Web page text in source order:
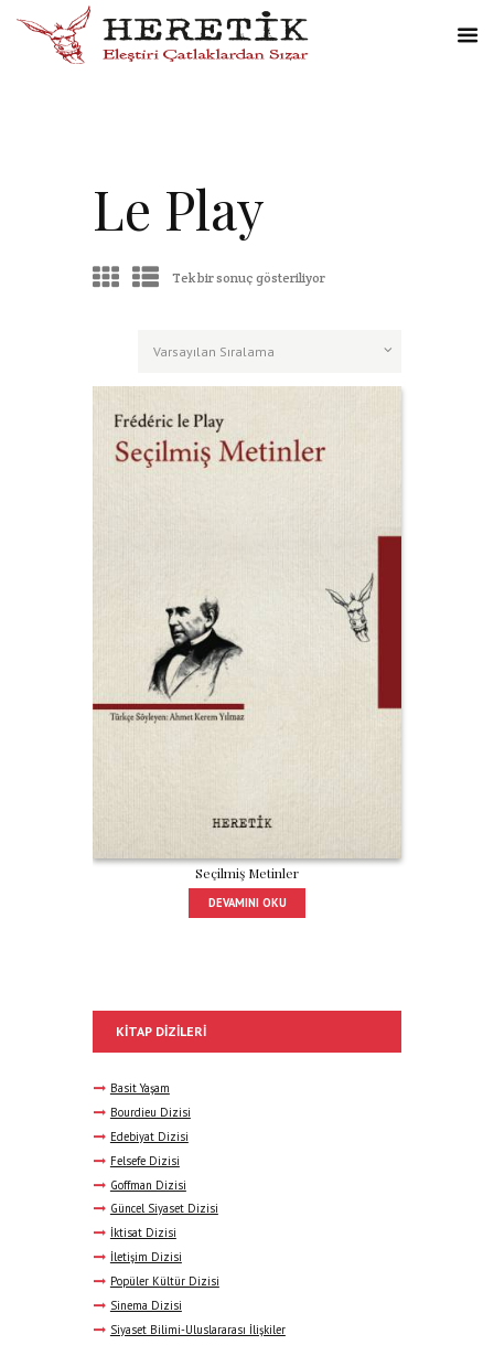
Le Play
Tek bir sonuç gösteriliyor
Seçilmiş Metinler
DEVAMINI OKU
KITAP DIZILERI
Basit Yaşam
Bourdieu Dizisi
Edebiyat Dizisi
Felsefe Dizisi
Goffman Dizisi
Güncel Siyaset Dizisi
İktisat Dizisi
İletişim Dizisi
Popüler Kültür Dizisi
Sinema Dizisi
Siyaset Bilimi-Uluslararası İlişkiler